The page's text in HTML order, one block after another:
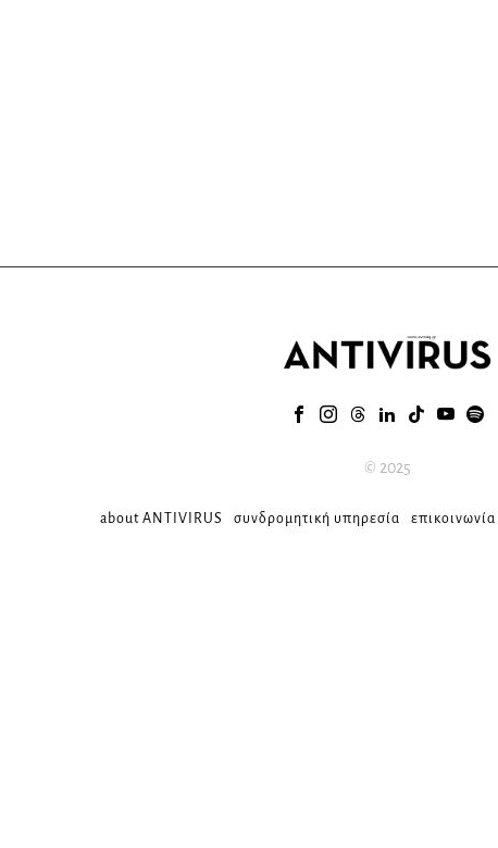
© 2025
about ANTIVIRUS συνδρομητική υπηρεσία επικοινωνία